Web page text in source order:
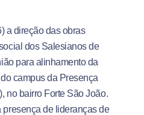
a direção das obras
dos Salesianos de
para alinhamento da
campus da Presença
no bairro Forte São João.
presença de lideranças de